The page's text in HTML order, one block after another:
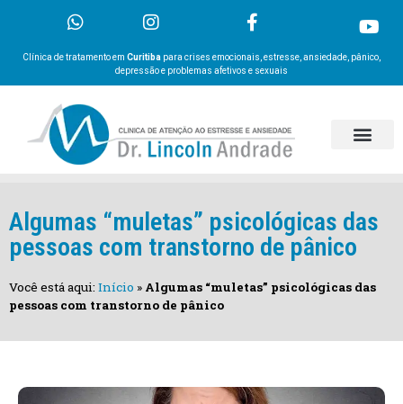
Clínica de tratamento em Curitiba para crises emocionais, estresse, ansiedade, pânico,
depressão e problemas afetivos e sexuais
Algumas “muletas” psicológicas das
pessoas com transtorno de pânico
Você está aqui: Início » Algumas “muletas” psicológicas das
pessoas com transtorno de pânico